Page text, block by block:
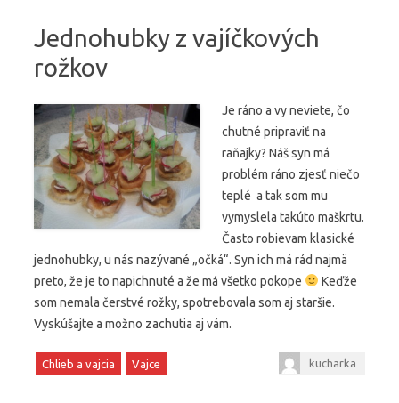
Jednohubky z vajíčkových
rožkov
Je ráno a vy neviete, čo
chutné pripraviť na
raňajky? Náš syn má
problém ráno zjesť niečo
teplé a tak som mu
vymyslela takúto maškrtu.
Často robievam klasické
jednohubky, u nás nazývané „očká“. Syn ich má rád najmä
preto, že je to napichnuté a že má všetko pokope
Keďže
som nemala čerstvé rožky, spotrebovala som aj staršie.
Vyskúšajte a možno zachutia aj vám.
Chlieb a vajcia Vajce kucharka